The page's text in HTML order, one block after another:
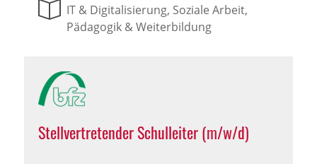
IT & Digitalisierung, Soziale Arbeit,
Pädagogik & Weiterbildung
Stellvertretender Schulleiter (m/w/d)